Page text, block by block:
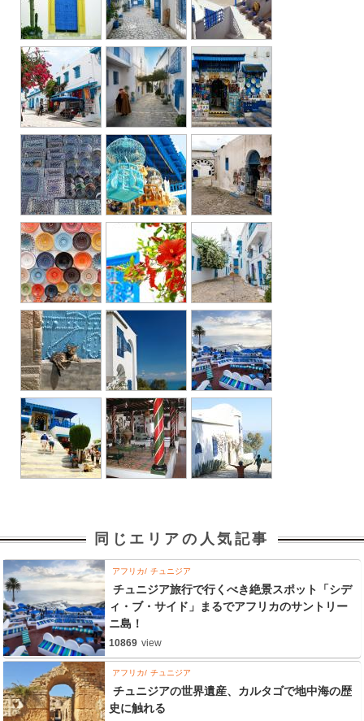
同じエリアの人気記事
アフリカ チュニジア
チュニジア旅行で行くべき絶景スポット「シデ
ィ・ブ・サイド」まるでアフリカのサントリー
ニ島！
10869 view
アフリカ チュニジア
チュニジアの世界遺産、カルタゴで地中海の歴
史に触れる